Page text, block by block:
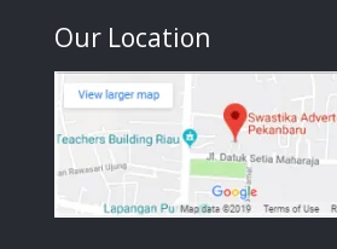
Our Location